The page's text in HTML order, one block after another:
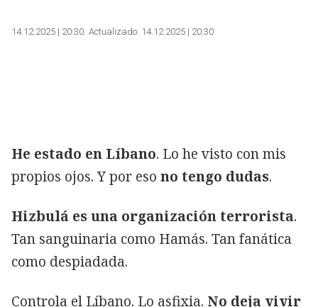
14.12.2025 | 20:30 Actualizado: 14.12.2025 | 20:30
He estado en Líbano. Lo he visto con mis
propios ojos. Y por eso no tengo dudas.
Hizbulá es una organización terrorista.
Tan sanguinaria como Hamás. Tan fanática
como despiadada.
Controla el Líbano. Lo asfixia. No deja vivir